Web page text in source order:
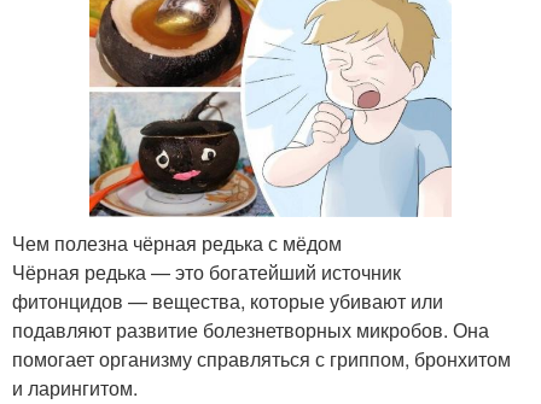
Чем полезна чёрная редька с мёдом
Чёрная редька — это богатейший источник
фитонцидов — вещества, которые убивают или
подавляют развитие болезнетворных микробов. Она
помогает организму справляться с гриппом, бронхитом
и ларингитом.